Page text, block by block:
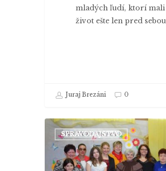
mladých ľudí, ktorí mali
život ešte len pred
Juraj Brezáni 0
Púchove
stretli
SPRAVODAJSTVO